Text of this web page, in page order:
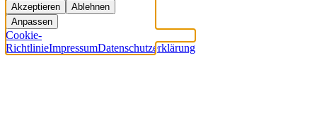
Akzeptieren
Ablehnen
Anpassen
Cookie-
RichtlinieImpressumDatenschutzerklärung